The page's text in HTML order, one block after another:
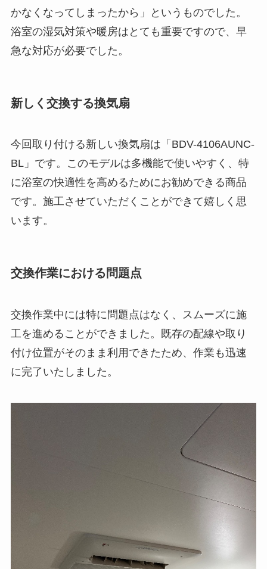
かなくなってしまったから」というものでした。
浴室の湿気対策や暖房はとても重要ですので、早
急な対応が必要でした。
新しく交換する換気扇
今回取り付ける新しい換気扇は「BDV-4106AUNC-
BL」です。このモデルは多機能で使いやすく、特
に浴室の快適性を高めるためにお勧めできる商品
です。施工させていただくことができて嬉しく思
います。
交換作業における問題点
交換作業中には特に問題点はなく、スムーズに施
工を進めることができました。既存の配線や取り
付け位置がそのまま利用できたため、作業も迅速
に完了いたしました。